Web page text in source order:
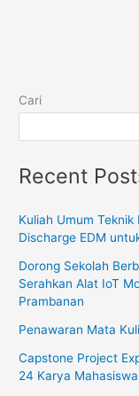
Cari
Recent
Kuliah Umum
Discharge EDM
Dorong Sekolah
Serahkan Alat IoT
Prambanan
Penawaran Mata
Capstone Project
24 Karya